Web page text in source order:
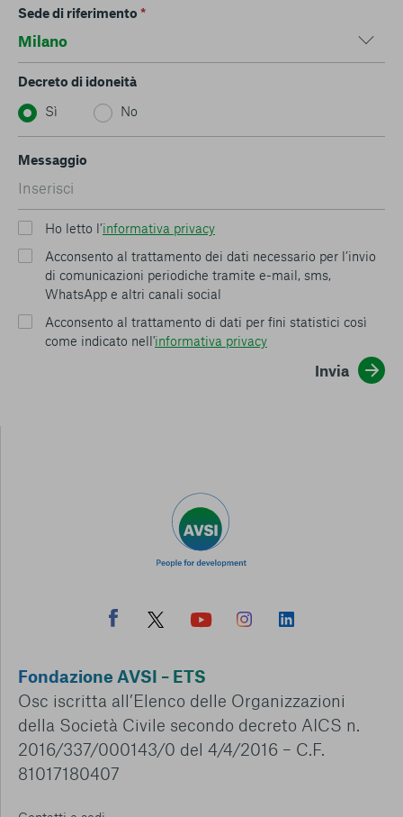
Sede di riferimento *
Decreto di idoneità
Sì
No
Messaggio
Ho letto l’informativa privacy
Acconsento al trattamento dei dati necessario per l’invio
di comunicazioni periodiche tramite e-mail, sms,
WhatsApp e altri canali social
Acconsento al trattamento di dati per fini statistici così
come indicato nell'informativa privacy
Invia
Fondazione AVSI – ETS
Osc iscritta all’Elenco delle Organizzazioni
della Società Civile secondo decreto AICS n.
2016/337/000143/0 del 4/4/2016 – C.F.
81017180407